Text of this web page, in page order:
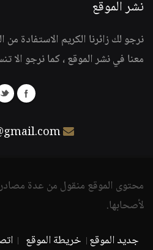
نشر الموقع
نرجو لك زائرنا الكريم الاستفادة
معنا في نشر الموقع ، كما نرجو الا
محتوى الموقع منقول من عدة
لأصحابها.
جديد الموقع خريطة الموقع